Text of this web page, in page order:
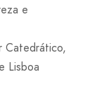
e
Catedrático,
Lisboa